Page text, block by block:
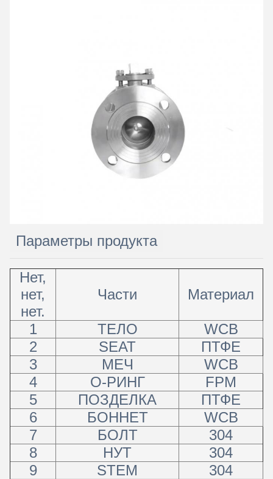
Параметры продукта
Нет,
нет,
нет.
Части Материал
1 ТЕЛО
WCB
2
SEAT
ПТФЕ
3
МЕЧ
WCB
4
О-РИНГ
FPM
5
ПОЗДЕЛКА
ПТФЕ
6
БОННЕТ
WCB
7
БОЛТ
304
8
НУТ
304
9
STEM
304